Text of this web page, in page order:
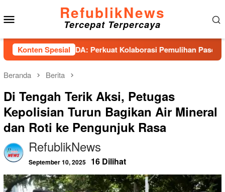
ke
konten
RefublikNews
Tercepat Terpercaya
Konten Spesial
PESADA: Perkuat Kolaborasi Pemulihan Pascabencana
Beranda Berita
Di Tengah Terik Aksi, Petugas
Kepolisian Turun Bagikan Air Mineral
dan Roti ke Pengunjuk Rasa
RefublikNews
September 10, 2025 16 Dilihat